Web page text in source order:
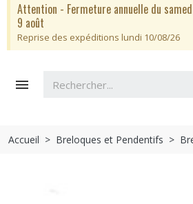
Attention - Fermeture annuelle du
9 août
Reprise des expéditions lundi 10/08/26

Accueil Breloques et Pendentifs